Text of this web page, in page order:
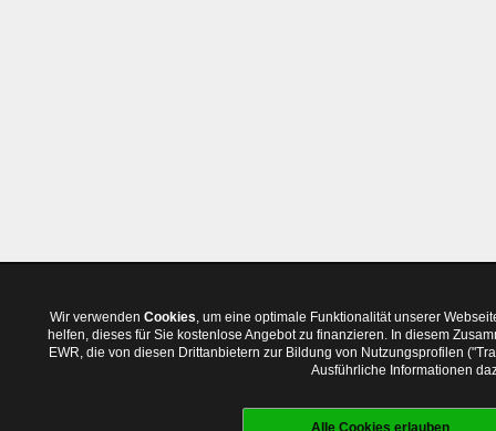
Wir verwenden Cookies, um eine optimale Funktionalität unserer
helfen, dieses für Sie kostenlose Angebot zu finanzieren. In diesem
EWR, die von diesen Drittanbietern zur Bildung von Nutzungsprofilen
Ausführliche Informationen
Alle Cookies erlauben